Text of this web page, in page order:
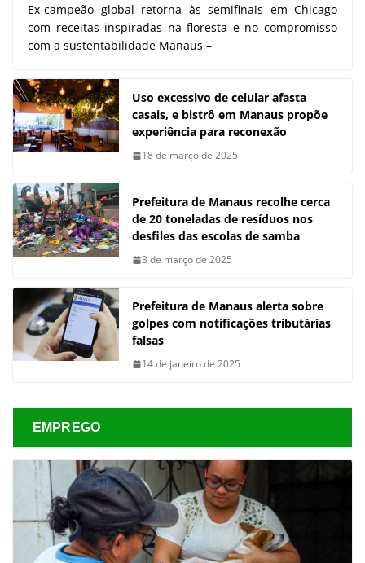
Ex-campeão global retorna às semifinais em Chicago
com receitas inspiradas na floresta e no compromisso
com a sustentabilidade Manaus –
Uso excessivo de celular afasta
casais, e bistrô em Manaus propõe
experiência para reconexão
18 de março de 2025
Prefeitura de Manaus recolhe cerca
de 20 toneladas de resíduos nos
desfiles das escolas de samba
3 de março de 2025
Prefeitura de Manaus alerta sobre
golpes com notificações tributárias
falsas
14 de janeiro de 2025
EMPREGO